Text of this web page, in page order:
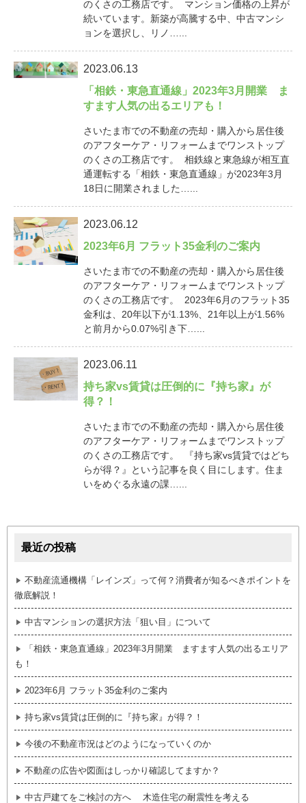
のくさの工務店です。 マンション価格の上昇が
続いています。新築が高騰する中、中古マンシ
ョンを選択し、リノ…...
2023.06.13
「相鉄・東急直通線」2023年3月開業 ま
すます人気の出るエリアも！
さいたま市での不動産の売却・購入から居住後
のアフターケア・リフォームまでワンストップ
のくさの工務店です。 相鉄線と東急線が相互直
通運転する「相鉄・東急直通線」が2023年3月
18日に開業されました…...
2023.06.12
2023年6月 フラット35金利のご案内
さいたま市での不動産の売却・購入から居住後
のアフターケア・リフォームまでワンストップ
のくさの工務店です。 2023年6月のフラット35
金利は、20年以下が1.13%、21年以上が1.56%
と前月から0.07%引き下…...
2023.06.11
持ち家vs賃貸は圧倒的に『持ち家』が
得？！
さいたま市での不動産の売却・購入から居住後
のアフターケア・リフォームまでワンストップ
のくさの工務店です。 『持ち家vs賃貸ではどち
らが得？』という記事を良く目にします。住ま
いをめぐる永遠の課…...
最近の投稿
不動産流通機構「レインズ」って何？消費者が知るべきポイントを
徹底解説！
中古マンションの選択方法「狙い目」について
「相鉄・東急直通線」2023年3月開業 ますます人気の出るエリア
も！
2023年6月 フラット35金利のご案内
持ち家vs賃貸は圧倒的に『持ち家』が得？！
今後の不動産市況はどのようになっていくのか
不動産の広告や図面はしっかり確認してますか？
中古戸建てをご検討の方へ 木造住宅の耐震性を考える